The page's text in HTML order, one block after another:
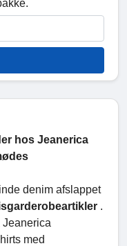
hos Jeanerica
denim afslappet
.
Jeanerica
med